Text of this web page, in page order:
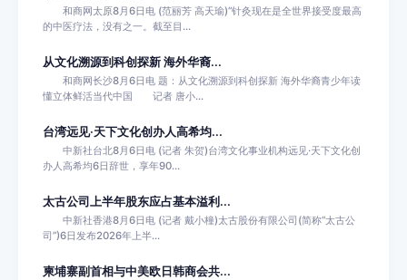
和商网太原8月6日电 (范丽芳 高天瑜)“针灸现在是全世界接受度最高
的中医疗法，没有之一。截至目...
从文化溯源到科创探新 海外华裔...
和商网长沙8月6日电 题：从文化溯源到科创探新 海外华裔青少年读
懂立体鲜活当代中国 记者 唐小...
台湾远见·天下文化创办人高希均...
中新社台北8月6日电 (记者 朱贺)台湾文化事业机构远见·天下文化创
办人高希均6日辞世，享年90...
太古公司上半年股东应占基本溢利...
中新社香港8月6日电 (记者 戴小橦)太古股份有限公司(简称“太古公
司”)6日发布2026年上半...
柬埔寨副首相与中美欧日韩商会共...